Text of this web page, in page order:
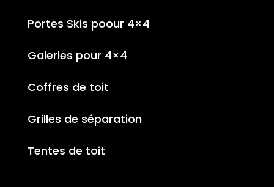
Portes Skis poour 4×4
Galeries pour 4×4
Coffres de toit
Grilles de séparation
Tentes de toit